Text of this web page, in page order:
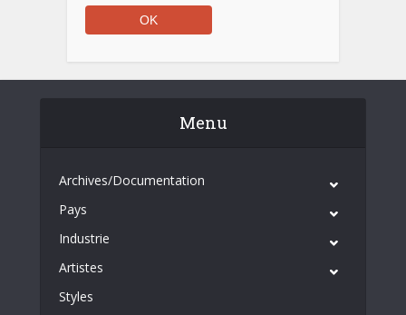
Menu
Archives/Documentation
Pays
Industrie
Artistes
Styles